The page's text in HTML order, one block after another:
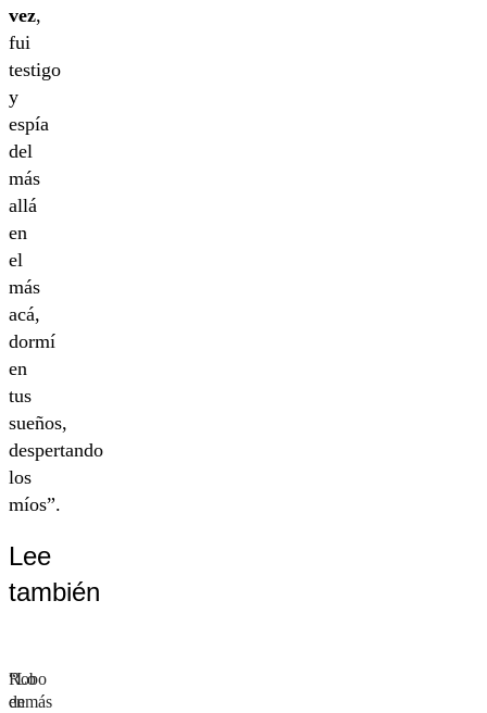
vez,
fui
testigo
y
espía
del
más
allá
en
el
más
acá,
dormí
en
tus
sueños,
despertando
los
míos”.
Lee
también
Robo
en
“Lo
demás